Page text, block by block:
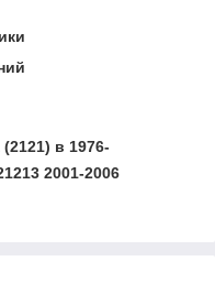
в 1976-
2001-2006